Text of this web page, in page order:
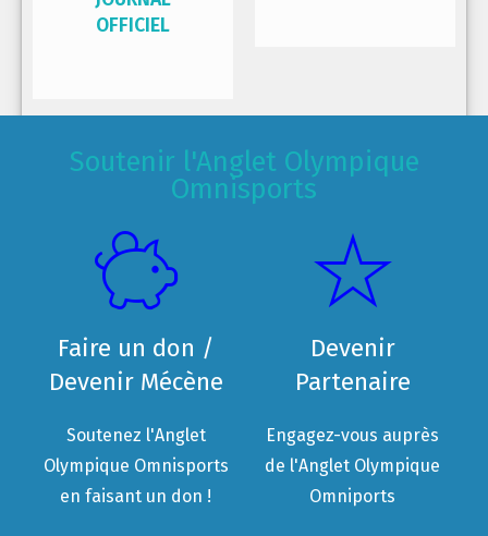
OFFICIEL
Soutenir l'Anglet Olympique
Omnisports
Faire un don /
Devenir Mécène
Soutenez l'Anglet
Olympique Omnisports
en faisant un don !
Devenir
Partenaire
Engagez-vous auprès
de l'Anglet Olympique
Omniports